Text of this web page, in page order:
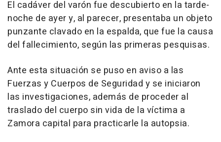
El cadáver del varón fue descubierto en la tarde-
noche de ayer y, al parecer, presentaba un objeto
punzante clavado en la espalda, que fue la causa
del fallecimiento, según las primeras pesquisas.
Ante esta situación se puso en aviso a las
Fuerzas y Cuerpos de Seguridad y se iniciaron
las investigaciones, además de proceder al
traslado del cuerpo sin vida de la víctima a
Zamora capital para practicarle la autopsia.